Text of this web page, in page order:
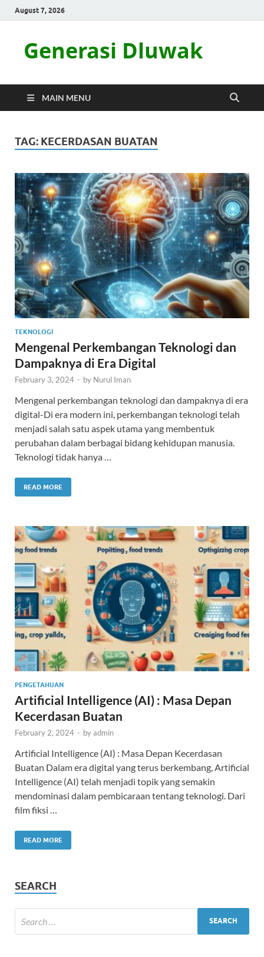
August 7, 2026
Generasi Dluwak
MAIN MENU
TAG: KECERDASAN BUATAN
TEKNOLOGI
Mengenal Perkembangan Teknologi dan
Dampaknya di Era Digital
February 3, 2024 - by Nurul Iman
Mengenal perkembangan teknologi dan dampaknya di era
digital-Di era modern ini, perkembangan teknologi telah
menjadi salah satu aspek utama yang membentuk
perubahan dalam berbagai bidang kehidupan manusia.
Teknologi tidak hanya …
READ MORE
PENGETAHUAN
Artificial Intelligence (AI) : Masa Depan
Kecerdasan Buatan
February 2, 2024 - byadmin
Artificial Intelligence (AI) : Masa Depan Kecerdasan
Buatan Dalam era digital yang terus berkembang, Artificial
Intelligence (AI) telah menjadi topik yang semakin
mendominasi dalam pembicaraan tentang teknologi. Dari
film fiksi …
READ MORE
SEARCH